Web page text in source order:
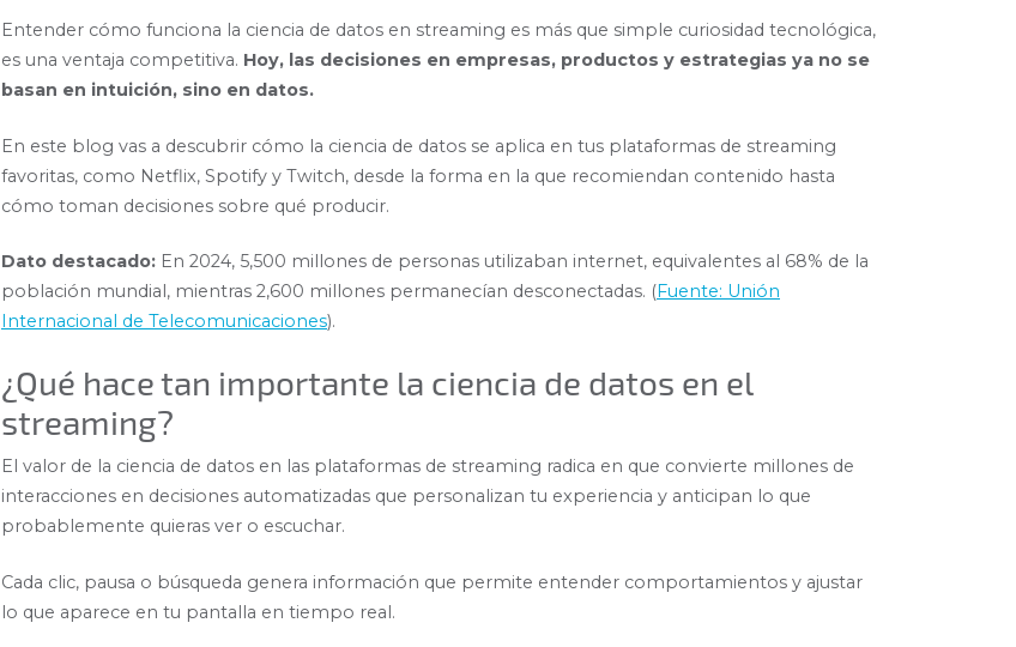
Entender cómo funciona la ciencia de datos en streaming es más que simple curiosidad tecnológica,
es una ventaja competitiva. Hoy, las decisiones en empresas, productos y estrategias ya no se
basan en intuición, sino en datos.
En este blog vas a descubrir cómo la ciencia de datos se aplica en tus plataformas de streaming
favoritas, como Netflix, Spotify y Twitch, desde la forma en la que recomiendan contenido hasta
cómo toman decisiones sobre qué producir.
Dato destacado: En 2024, 5,500 millones de personas utilizaban internet, equivalentes al 68% de la
población mundial, mientras 2,600 millones permanecían desconectadas. (Fuente: Unión
Internacional de Telecomunicaciones).
¿Qué hace tan importante la ciencia de datos en el
streaming?
El valor de la ciencia de datos en las plataformas de streaming radica en que convierte millones de
interacciones en decisiones automatizadas que personalizan tu experiencia y anticipan lo que
probablemente quieras ver o escuchar.
Cada clic, pausa o búsqueda genera información que permite entender comportamientos y ajustar
lo que aparece en tu pantalla en tiempo real.